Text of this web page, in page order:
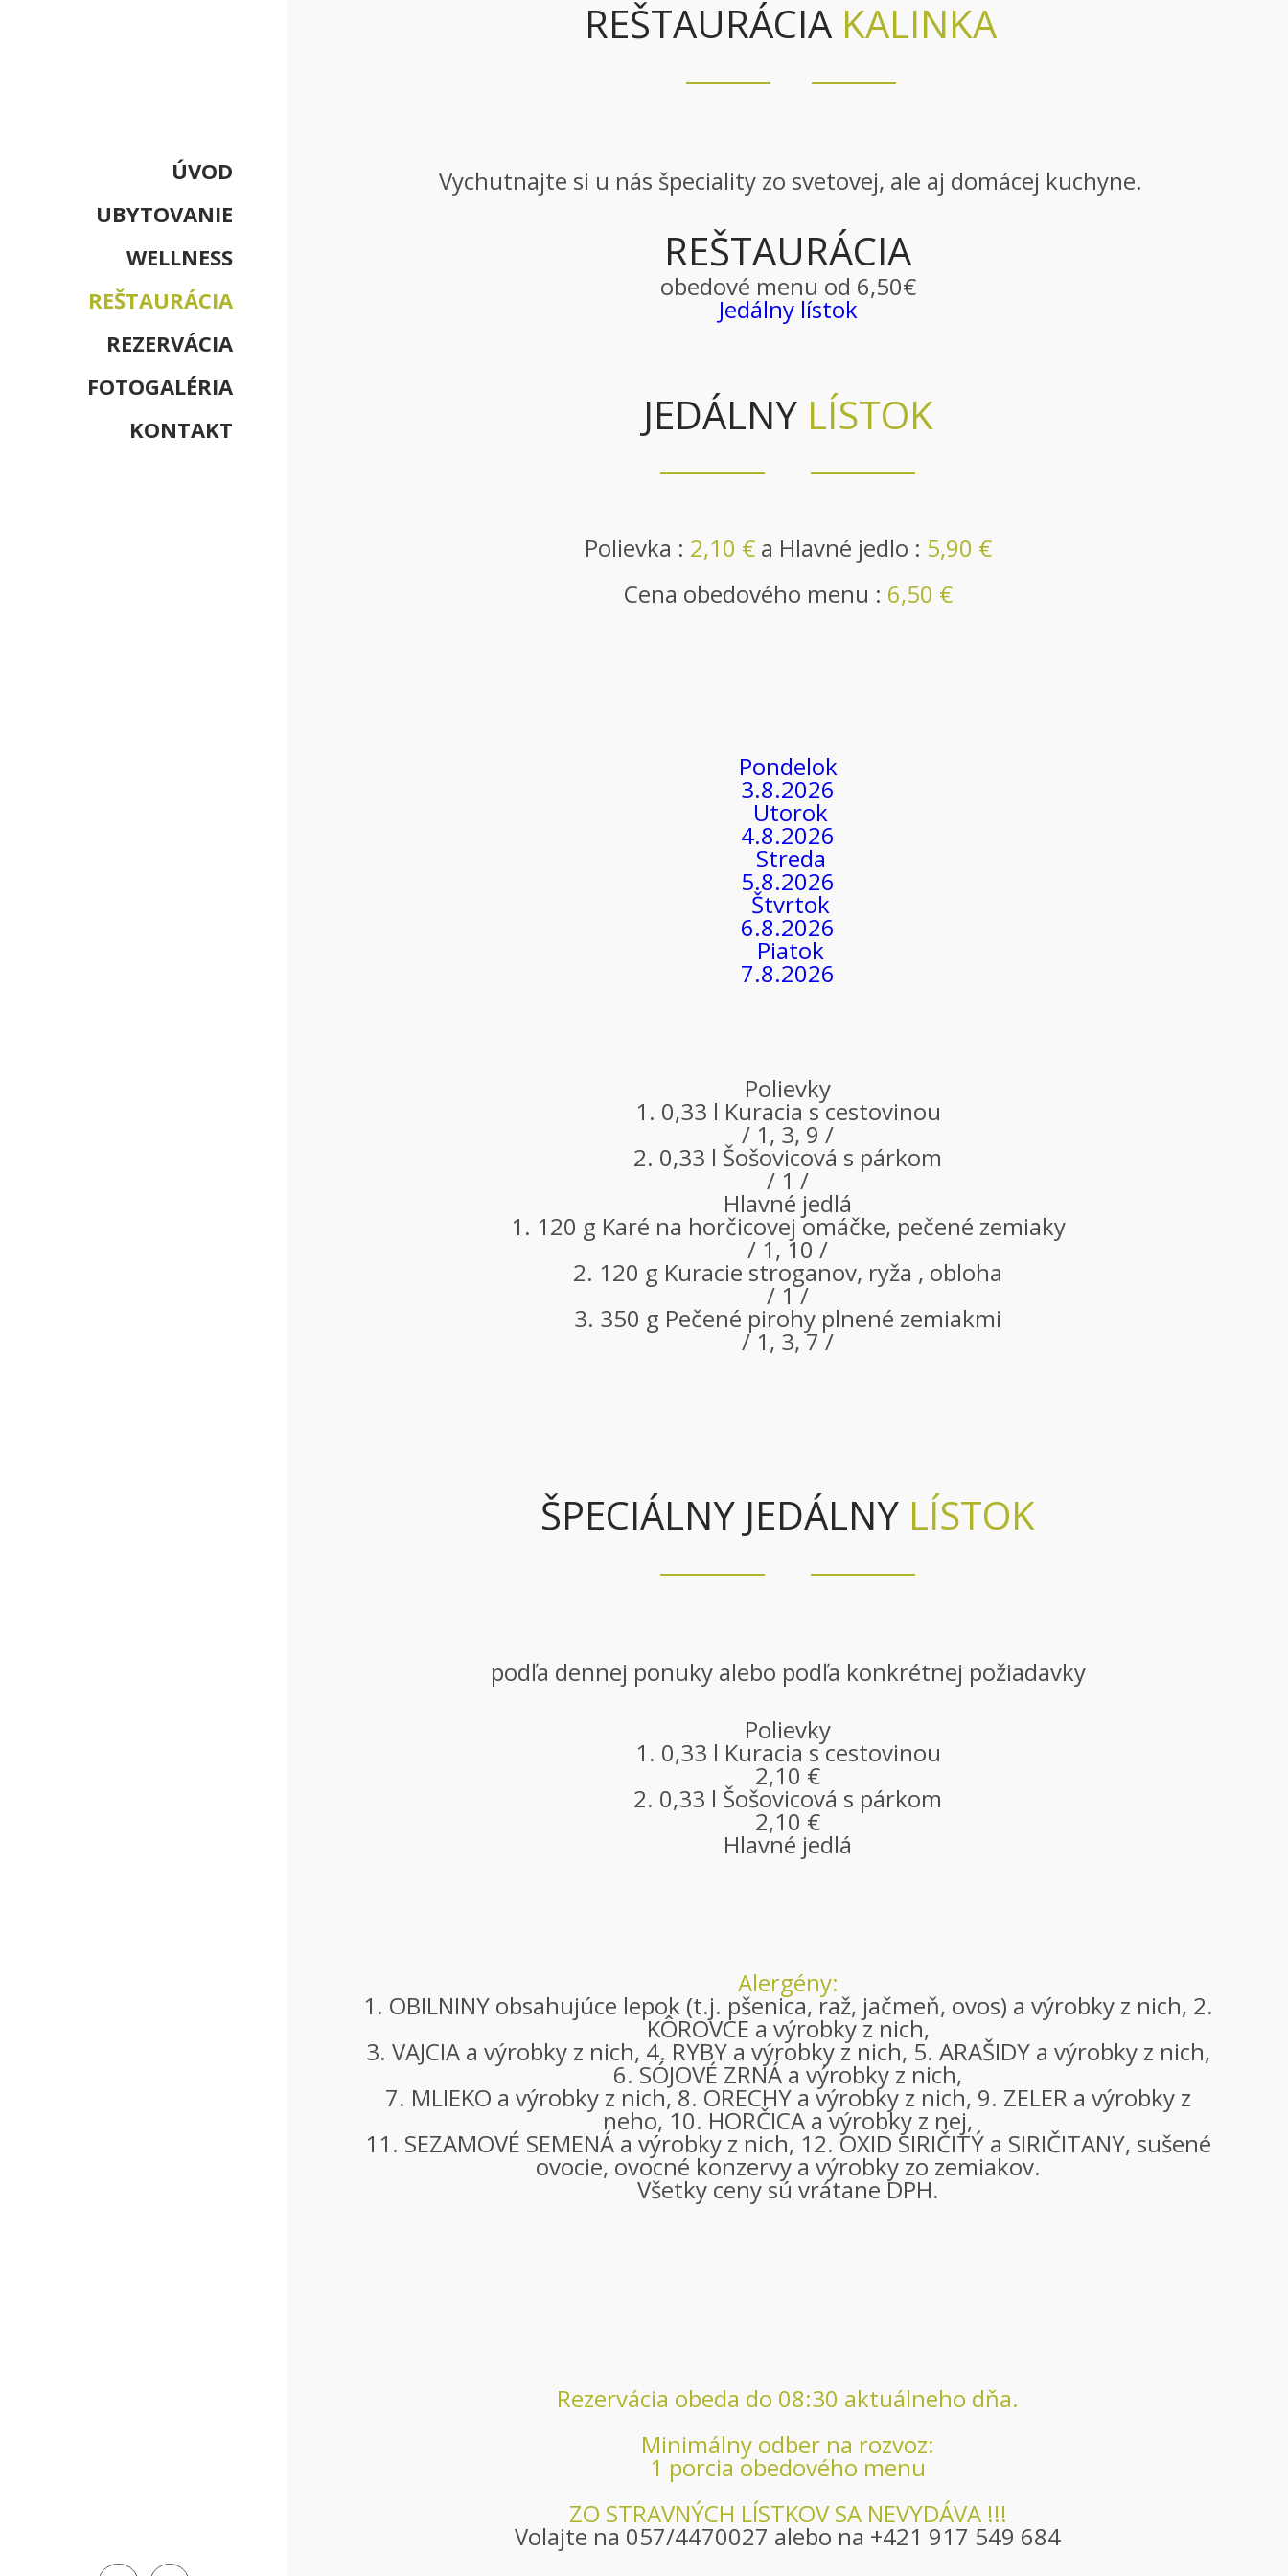
ÚVOD
UBYTOVANIE
WELLNESS
REŠTAURÁCIA
REZERVÁCIA
FOTOGALÉRIA
KONTAKT
REŠTAURÁCIA KALINKA
Vychutnajte si u nás špeciality zo svetovej, ale aj domácej kuchyne.
REŠTAURÁCIA
obedové menu od 6,50€
Jedálny lístok
JEDÁLNY LÍSTOK
Polievka : 2,10 €a Hlavné jedlo : 5,90 €
Cena obedového menu : 6,50 €
Pondelok
3.8.2026
Utorok
4.8.2026
Streda
5.8.2026
Štvrtok
6.8.2026
Piatok
7.8.2026
Polievky
1. 0,33 l Kuracia s cestovinou
/ 1, 3, 9 /
2. 0,33 l Šošovicová s párkom
/ 1 /
Hlavné jedlá
1. 120 g Karé na horčicovej omáčke, pečené zemiaky
/ 1, 10 /
2. 120 g Kuracie stroganov, ryža , obloha
/ 1 /
3. 350 g Pečené pirohy plnené zemiakmi
/ 1, 3, 7 /
ŠPECIÁLNY JEDÁLNY LÍSTOK
podľa dennej ponuky alebo podľa konkrétnej požiadavky
Polievky
1. 0,33 l Kuracia s cestovinou
2,10 €
2. 0,33 l Šošovicová s párkom
2,10 €
Hlavné jedlá
Alergény:
1. OBILNINY obsahujúce lepok (t.j. pšenica, raž, jačmeň, ovos) a výrobky z nich, 2.
KÔROVCE a výrobky z nich,
3. VAJCIA a výrobky z nich, 4. RYBY a výrobky z nich, 5. ARAŠIDY a výrobky z nich,
6. SÓJOVÉ ZRNÁ a výrobky z nich,
7. MLIEKO a výrobky z nich, 8. ORECHY a výrobky z nich, 9. ZELER a výrobky z
neho, 10. HORČICA a výrobky z nej,
11. SEZAMOVÉ SEMENÁ a výrobky z nich, 12. OXID SIRIČITÝ a SIRIČITANY, sušené
ovocie, ovocné konzervy a výrobky zo zemiakov.
Všetky ceny sú vrátane DPH.
Rezervácia obeda do 08:30 aktuálneho dňa.
Minimálny odber na rozvoz:
1 porcia obedového menu
ZO STRAVNÝCH LÍSTKOV SA NEVYDÁVA !!!
Volajte na 057/4470027 alebo na +421 917 549 684